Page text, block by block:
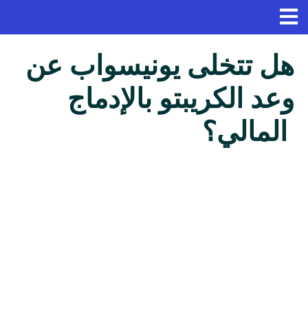
هل تتخلى يونيسواب عن
وعد الكريبتو بالإدماج